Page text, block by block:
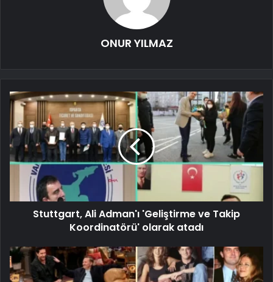
ONUR YILMAZ
Stuttgart, Ali Adman'ı 'Geliştirme ve Takip
Koordinatörü' olarak atadı